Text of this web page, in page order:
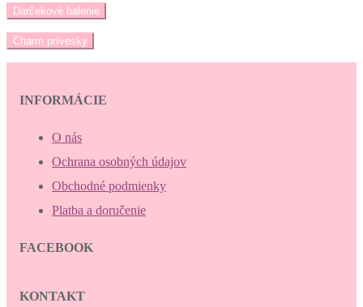
Darčekové balenie
Charm prívesky
INFORMÁCIE
O nás
Ochrana osobných údajov
Obchodné podmienky
Platba a doručenie
FACEBOOK
KONTAKT